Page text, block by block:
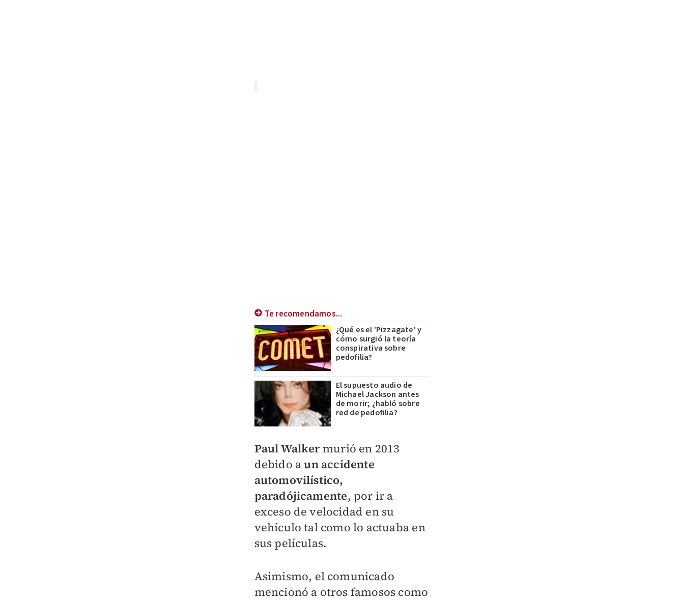
Te recomendamos...
¿Qué es el 'Pizzagate' y
cómo surgió la teoría
conspirativa sobre
pedofilia?
El supuesto audio de
Michael Jackson antes
de morir; ¿habló sobre
red de pedofilia?
Paul Walkermurió en 2013
debido aun accidente
automovilístico,
paradójicamente, por ir a
exceso de velocidad en su
vehículo tal como lo actuaba en
sus películas.
Asimismo, el comunicado
mencionó a otros famosos como